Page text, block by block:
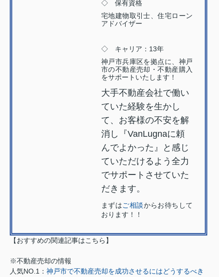
◇ 保有資格
宅地建物取引士、住宅ローン
アドバイザー
◇ キャリア：13年
神戸市兵庫区を拠点に、神戸
市の不動産売却・不動産購入
をサポートいたします！
大手不動産会社で働い
ていた経験を生かし
て、お客様の不安を解
消し『VanLugnaに頼
んでよかった』と感じ
ていただけるよう全力
でサポートさせていた
だきます。
まずはご相談からお待ちして
おります！！
【おすすめの関連記事はこちら】
※不動産売却の情報
人気NO.1： 神戸市で不動産売却を成功させるにはどうするべき